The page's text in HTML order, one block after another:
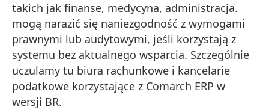
takich jak finanse, medycyna, administracja.
mogą narazić się naniezgodność z wymogami
prawnymi lub audytowymi, jeśli korzystają z
systemu bez aktualnego wsparcia. Szczególnie
uczulamy tu biura rachunkowe i kancelarie
podatkowe korzystające z Comarch ERP w
wersji BR.